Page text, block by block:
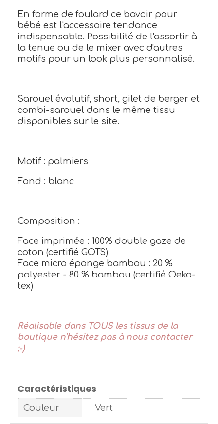
En forme de foulard ce bavoir pour
bébé est l'accessoire tendance
indispensable. Possibilité de l'assortir à
la tenue ou de le mixer avec d'autres
motifs pour un look plus personnalisé.
Sarouel évolutif, short, gilet de berger et
combi-sarouel dans le même tissu
disponibles sur le site.
Motif : palmiers
Fond : blanc
Composition :
Face imprimée : 100% double gaze de
coton (certifié GOTS)
Face micro éponge bambou : 20 %
polyester - 80 % bambou (certifié Oeko-
tex)
Réalisable dans TOUS les tissus de la
boutique n'hésitez pas à nous contacter
;-)
Caractéristiques
Couleur Vert